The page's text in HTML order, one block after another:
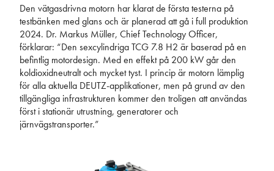
Den vätgasdrivna motorn har klarat de första testerna på
testbänken med glans och är planerad att gå i full produktion
2024. Dr. Markus Müller, Chief Technology Officer,
förklarar: “Den sexcylindriga TCG 7.8 H2 är baserad på en
befintlig motordesign. Med en effekt på 200 kW går den
koldioxidneutralt och mycket tyst. I princip är motorn lämplig
för alla aktuella DEUTZ-applikationer, men på grund av den
tillgängliga infrastrukturen kommer den troligen att användas
först i stationär utrustning, generatorer och
järnvägstransporter.”